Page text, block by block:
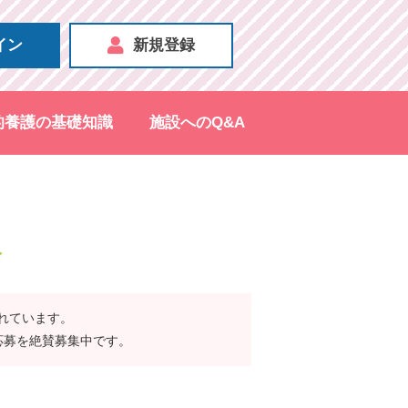
ン 新規登録
養護の基礎知識 施設へのQ&A
います。
を絶賛募集中です。